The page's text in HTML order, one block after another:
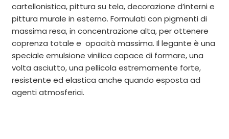
cartellonistica, pittura su tela, decorazione d’interni e
pittura murale in esterno. Formulati con pigmenti di
massima resa, in concentrazione alta, per ottenere
coprenza totale e opacità massima. Il legante è una
speciale emulsione vinilica capace di formare, una
volta asciutto, una pellicola estremamente forte,
resistente ed elastica anche quando esposta ad
agenti atmosferici.